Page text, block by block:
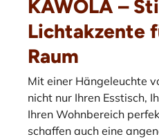
KAWOLA –
Lichtakzente
Raum
Mit einer Hängeleuchte
nicht nur Ihren Esstisch,
Ihren Wohnbereich
schaffen auch eine